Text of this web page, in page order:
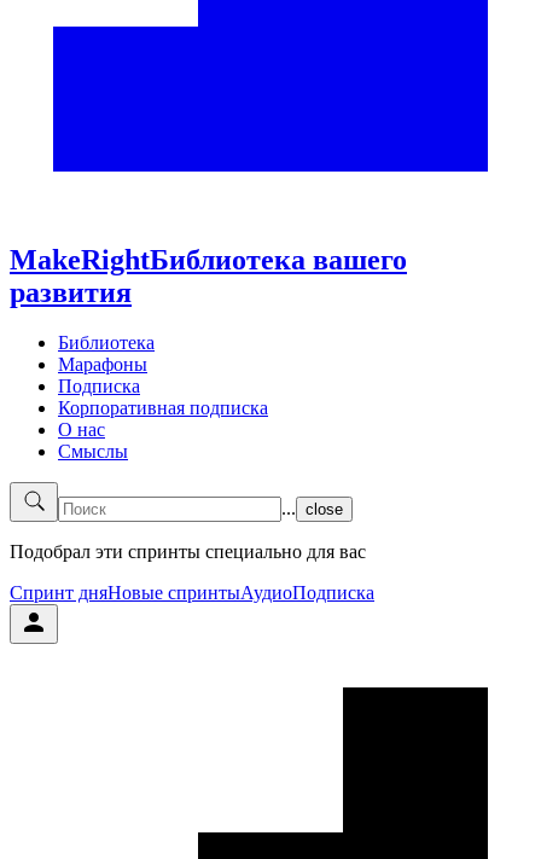
MakeRightБиблиотека вашего
развития
Библиотека
Марафоны
Подписка
Корпоративная подписка
О нас
Смыслы
... close
Подобрал эти спринты специально для вас
Спринт дняНовые спринтыАудиоПодписка